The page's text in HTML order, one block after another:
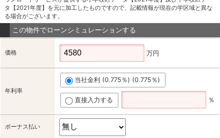
タ【2021年度】を元に加工したものですので、記載情報が現在の学区域と異な
る場合がございます。
この物件でローンシミュレーションする
価格 万円
年利率
当社金利 (0.775％) (0.775％)
直接入力する ％
ボーナス払い